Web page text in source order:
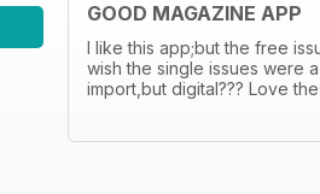
GOOD MAGAZINE APP
I like this app;but the free
wish the single issues were
import,but digital??? Love